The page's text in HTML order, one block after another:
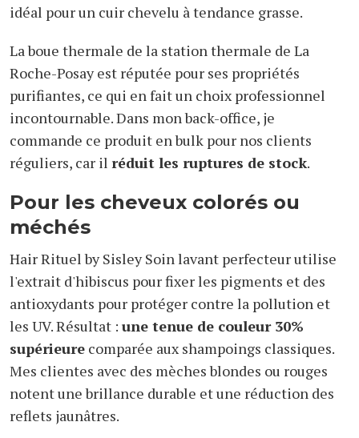
idéal pour un cuir chevelu à tendance grasse.
La boue thermale de la station thermale de La
Roche-Posay est réputée pour ses propriétés
purifiantes, ce qui en fait un choix professionnel
incontournable. Dans mon back-office, je
commande ce produit en bulk pour nos clients
réguliers, car il réduit les ruptures de stock.
Pour les cheveux colorés ou
méchés
Hair Rituel by Sisley Soin lavant perfecteur utilise
l'extrait d'hibiscus pour fixer les pigments et des
antioxydants pour protéger contre la pollution et
les UV. Résultat : une tenue de couleur 30%
supérieure comparée aux shampoings classiques.
Mes clientes avec des mèches blondes ou rouges
notent une brillance durable et une réduction des
reflets jaunâtres.